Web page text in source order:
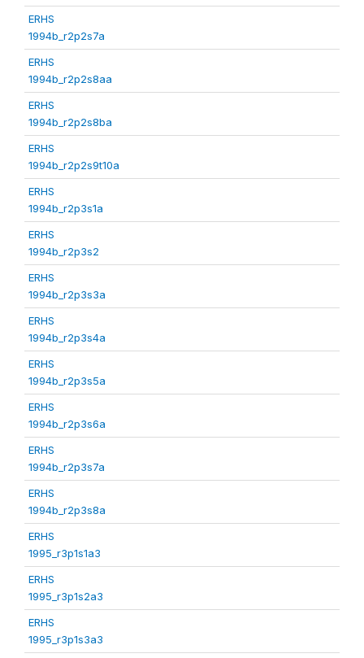
ERHS
1994b_r2p2s7a
ERHS
1994b_r2p2s8aa
ERHS
1994b_r2p2s8ba
ERHS
1994b_r2p2s9t10a
ERHS
1994b_r2p3s1a
ERHS
1994b_r2p3s2
ERHS
1994b_r2p3s3a
ERHS
1994b_r2p3s4a
ERHS
1994b_r2p3s5a
ERHS
1994b_r2p3s6a
ERHS
1994b_r2p3s7a
ERHS
1994b_r2p3s8a
ERHS
1995_r3p1s1a3
ERHS
1995_r3p1s2a3
ERHS
1995_r3p1s3a3